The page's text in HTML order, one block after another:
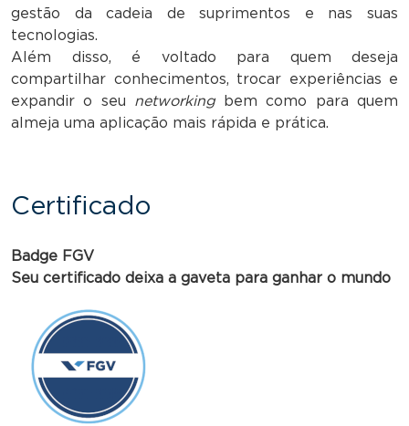
gestão da cadeia de suprimentos e nas suas
tecnologias.
Além disso, é voltado para quem deseja
compartilhar conhecimentos, trocar experiências e
expandir o seu networkingbem como para quem
almeja uma aplicação mais rápida e prática.
Certificado
Badge FGV
Seu certificado deixa a gaveta para ganhar o mundo